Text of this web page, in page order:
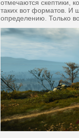
отмечаются скептики,
таких вот форматов. И
определению. Только